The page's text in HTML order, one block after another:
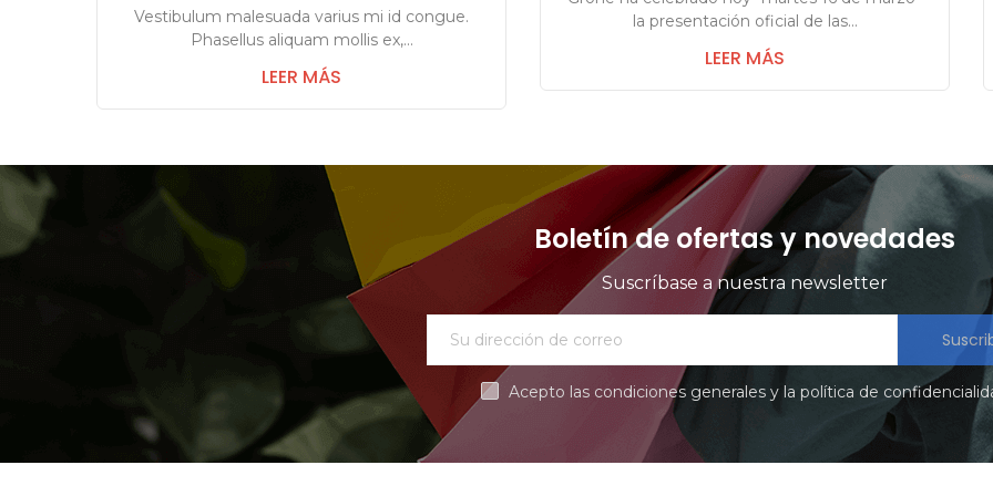
Vestibulum malesuada varius mi id congue.
Phasellus aliquam mollis ex,...
LEER MÁS
la presentación oficial de las...
LEER MÁS
Boletín de ofertas y novedades
Suscríbase a nuestra newsletter
Acepto las condiciones generales y la política de